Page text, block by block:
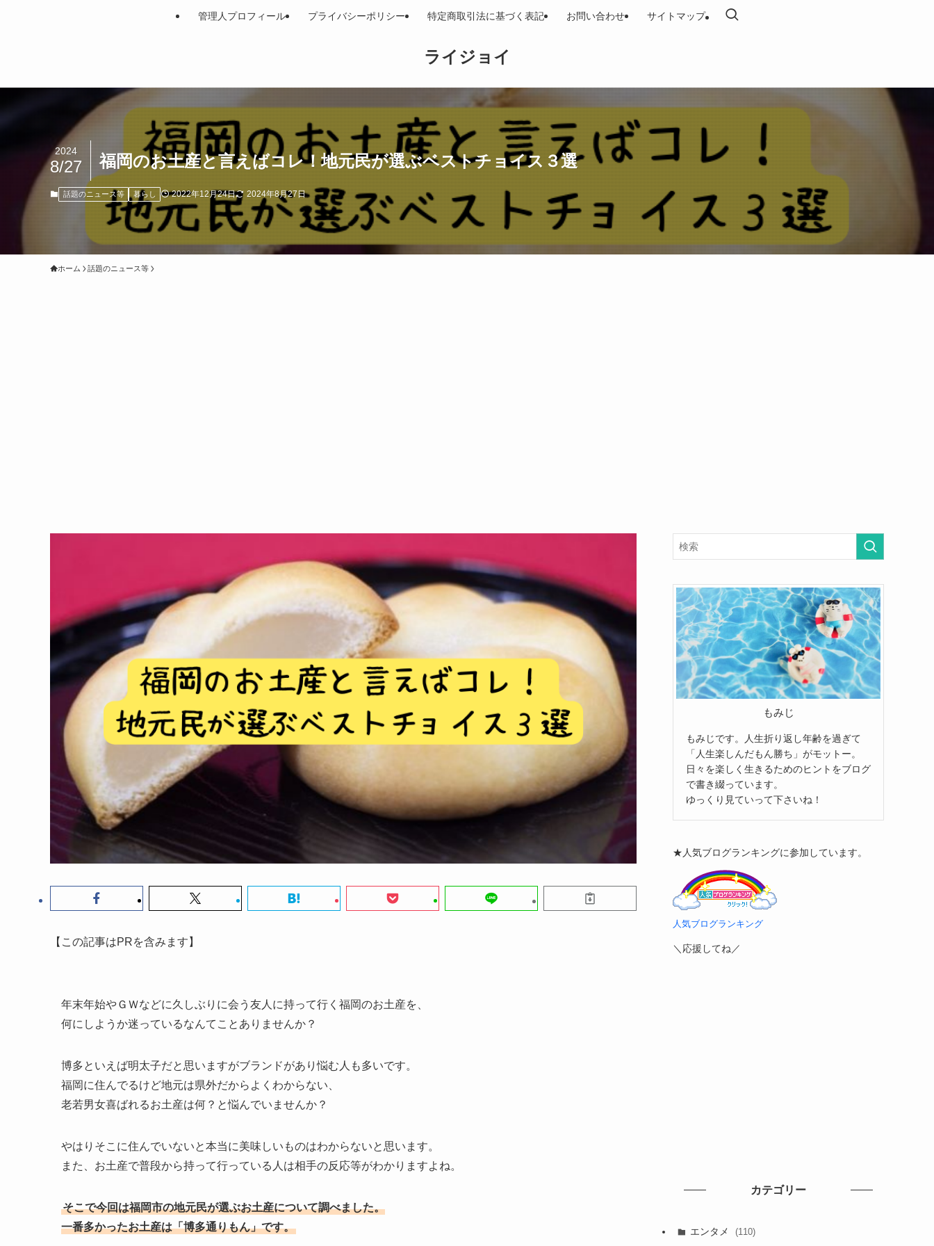
ライジョイ
管理人プロフィール プライバシーポリシー 特定商取引法に基づく表記 お問い合わせ サイトマップ
福岡のお土産と言えばコレ！地元民が選ぶベストチョイス３選
2024
8/27
話題のニュース等 暮らし 2022年12月24日 2024年8月27日
ホーム 話題のニュース等
【この記事はPRを含みます】
年末年始やＧＷなどに久しぶりに会う友人に持って行く福岡のお土産を、
何にしようか迷っているなんてことありませんか？
博多といえば明太子だと思いますがブランドがあり悩む人も多いです。
福岡に住んでるけど地元は県外だからよくわからない、
老若男女喜ばれるお土産は何？と悩んでいませんか？
やはりそこに住んでいないと本当に美味しいものはわからないと思います。
また、お土産で普段から持って行っている人は相手の反応等がわかりますよね。
そこで今回は福岡市の地元民が選ぶお土産について調べました。
一番多かったお土産は「博多通りもん」です。
もみじ
もみじです。人生折り返し年齢を過ぎて
「人生楽しんだもん勝ち」がモットー。
日々を楽しく生きるためのヒントをブログ
で書き綴っています。
ゆっくり見ていって下さいね！
★人気ブログランキングに参加しています。
人気ブログランキング
＼応援してね／
カテゴリー
エンタメ (110)